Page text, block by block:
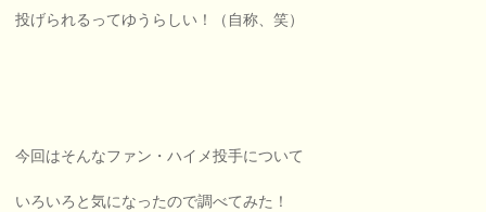
投げられるってゆうらしい！（自称、笑）
今回はそんなファン・ハイメ投手について
いろいろと気になったので調べてみた！